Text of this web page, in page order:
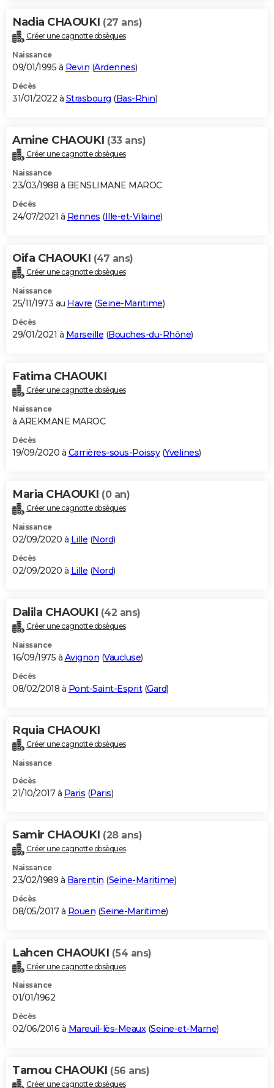
Nadia CHAOUKI (27 ans)
Créer une cagnotte obsèques
Naissance
09/01/1995 à Revin (Ardennes)
Décès
31/01/2022 à Strasbourg (Bas-Rhin)
Amine CHAOUKI (33 ans)
Créer une cagnotte obsèques
Naissance
23/03/1988 à BENSLIMANE MAROC
Décès
24/07/2021 à Rennes (Ille-et-Vilaine)
Oifa CHAOUKI (47 ans)
Créer une cagnotte obsèques
Naissance
25/11/1973 au Havre (Seine-Maritime)
Décès
29/01/2021 à Marseille (Bouches-du-Rhône)
Fatima CHAOUKI
Créer une cagnotte obsèques
Naissance
à AREKMANE MAROC
Décès
19/09/2020 à Carrières-sous-Poissy(Yvelines)
Maria CHAOUKI (0 an)
Créer une cagnotte obsèques
Naissance
02/09/2020 à Lille (Nord)
Décès
02/09/2020 à Lille (Nord)
Dalila CHAOUKI (42 ans)
Créer une cagnotte obsèques
Naissance
16/09/1975 à Avignon (Vaucluse)
Décès
08/02/2018 à Pont-Saint-Esprit(Gard)
Rquia CHAOUKI
Créer une cagnotte obsèques
Naissance
Décès
21/10/2017 à Paris (Paris)
Samir CHAOUKI (28 ans)
Créer une cagnotte obsèques
Naissance
23/02/1989 à Barentin (Seine-Maritime)
Décès
08/05/2017 à Rouen (Seine-Maritime)
Lahcen CHAOUKI (54 ans)
Créer une cagnotte obsèques
Naissance
01/01/1962
Décès
02/06/2016 à Mareuil-lès-Meaux(Seine-et-Marne)
Tamou CHAOUKI (56 ans)
Créer une cagnotte obsèques